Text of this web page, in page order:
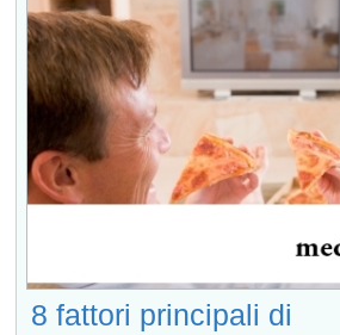
8 fattori principali di